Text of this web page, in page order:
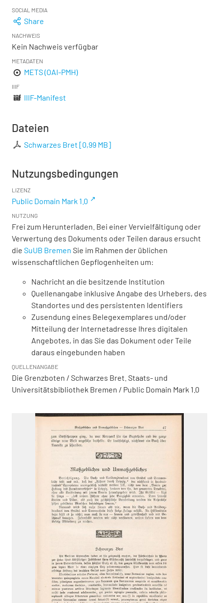
SOCIAL MEDIA
Share
NACHWEIS
Kein Nachweis verfügbar
METADATEN
METS (OAI-PMH)
IIIF
IIIF-Manifest
Dateien
Schwarzes Bret [0,99 MB]
Nutzungsbedingungen
LIZENZ
Public Domain Mark 1.0
NUTZUNG
Frei zum Herunterladen. Bei einer Vervielfältigung oder
Verwertung des Dokuments oder Teilen daraus ersucht
die SuUB Bremen Sie im Rahmen der üblichen
wissenschaftlichen Gepflogenheiten um:
Nachricht an die besitzende Institution
Quellenangabe inklusive Angabe des Urhebers, des
Standortes und des persistenten Identifiers
Zusendung eines Belegexemplares und/oder
Mitteilung der Internetadresse Ihres digitalen
Angebotes, in das Sie das Dokument oder Teile
daraus eingebunden haben
QUELLENANGABE
Die Grenzboten / Schwarzes Bret. Staats- und
Universitätsbibliothek Bremen / Public Domain Mark 1.0